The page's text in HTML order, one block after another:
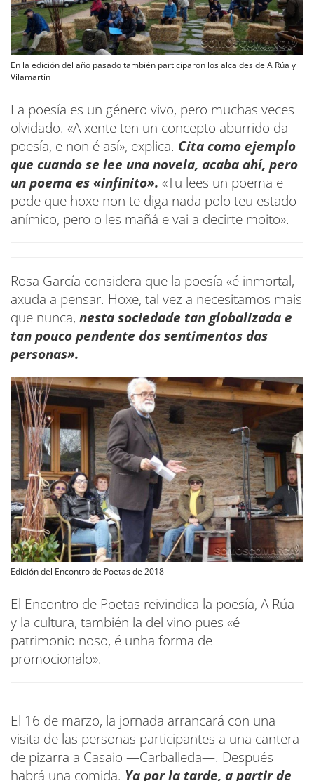
En la edición del año pasado también participaron los alcaldes de A Rúa y
Vilamartín
La poesía es un género vivo, pero muchas veces
olvidado. «A xente ten un concepto aburrido da
poesía, e non é así», explica. Cita como ejemplo
que cuando se lee una novela, acaba ahí, pero
un poema es «infinito». «Tu lees un poema e
pode que hoxe non te diga nada polo teu estado
anímico, pero o les mañá e vai a decirte moito».
Rosa García considera que la poesía «é inmortal,
axuda a pensar. Hoxe, tal vez a necesitamos mais
que nunca, nesta sociedade tan globalizada e
tan pouco pendente dos sentimentos das
personas».
Edición del Encontro de Poetas de 2018
El Encontro de Poetas reivindica la poesía, A Rúa
y la cultura, también la del vino pues «é
patrimonio noso, é unha forma de
promocionalo».
El 16 de marzo, la jornada arrancará con una
visita de las personas participantes a una cantera
de pizarra a Casaio —Carballeda—. Después
habrá una comida. Ya por la tarde, a partir de